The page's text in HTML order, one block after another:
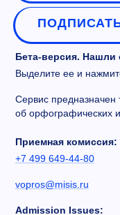
Бета-версия. Нашли
Выделите ее и
Сервис предназначен
об орфографических
Приемная комиссия:
+7 499 649-44-80
vopros@misis.ru
Admission Issues: